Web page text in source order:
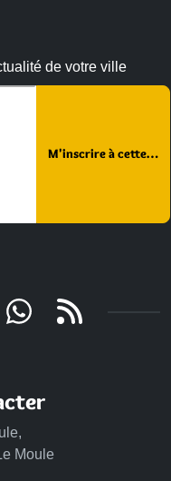
de votre ville
Moule